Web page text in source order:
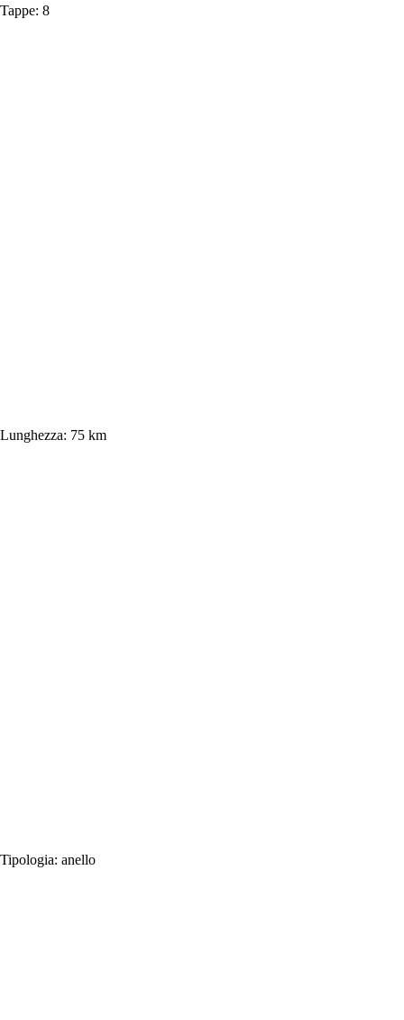
Tappe: 8
Lunghezza: 75 km
Tipologia: anello